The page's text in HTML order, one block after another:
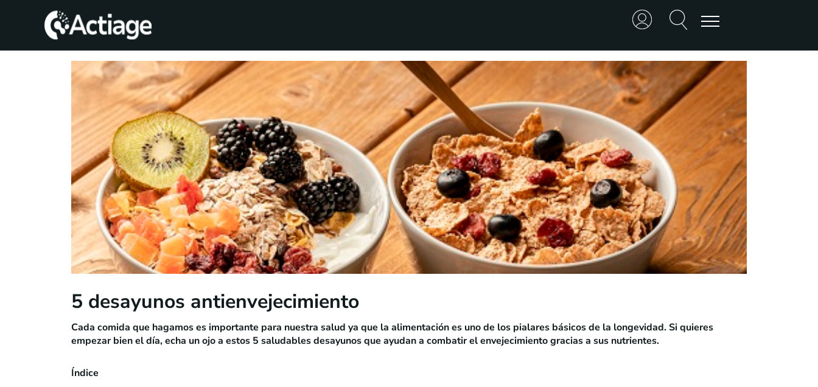
5 desayunos antienvejecimiento
Cada comida que hagamos es importante para nuestra salud ya que la alimentación es uno de los pialares básicos de la longevidad. Si quieres
empezar bien el día, echa un ojo a estos 5 saludables desayunos que ayudan a combatir el envejecimiento gracias a sus nutrientes.
Índice